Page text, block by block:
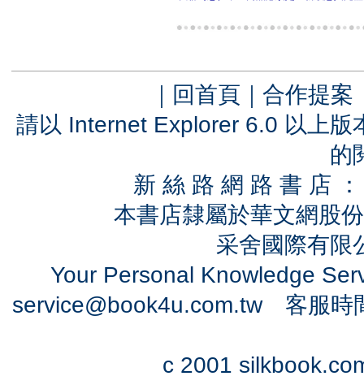
｜ 回首頁 ｜ 合作提案
請以 Internet Explorer 6.0 以上
的
新 絲 路 網 路 書 店
本書店隸屬於華文網股
采舍國際有
Your Personal Knowledge
service@book4u.com.tw客服時
c 2001